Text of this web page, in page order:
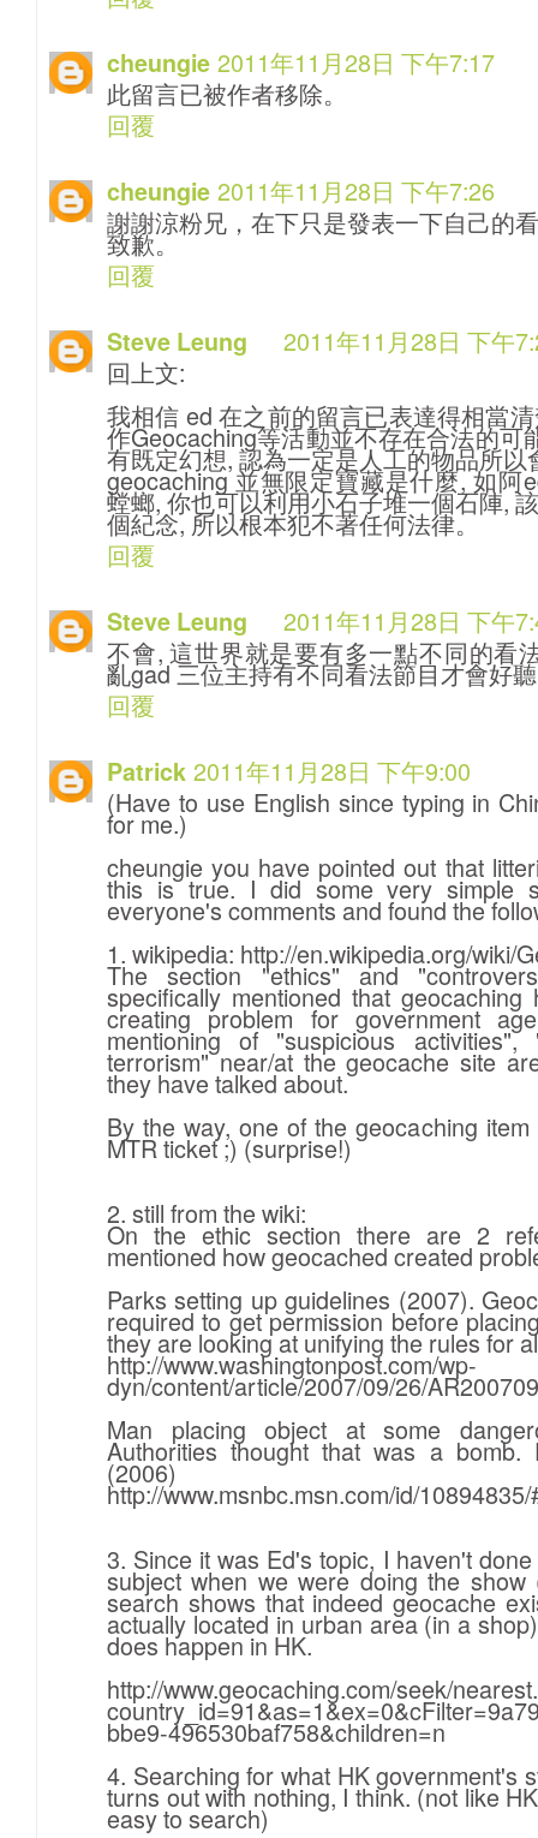
cheungie 2011年11月28日 下午7:17
此留言已被作者移除。
回覆
cheungie 2011年11月28日 下午7:26
謝謝涼粉兄，在下只是發表一下自己的
致歉。
回覆
Steve Leung
2011年11月28日 下午
回上文:
我相信 ed 在之前的留言已表達得相當
作Geocaching等活動並不存在合法的可
有既定幻想, 認為一定是人工的物品所
geocaching 並無限定寶藏是什麼, 如阿
螳螂, 你也可以利用小石子堆一個石陣,
個紀念, 所以根本犯不著任何法律。
回覆
Steve Leung
2011年11月28日 下午
不會, 這世界就是要有多一點不同的看
亂gad 三位主持有不同看法節目才會好
回覆
Patrick 2011年11月28日 下午9:00
(Have to use English since typing in
for me.)
cheungie you have pointed out that
this is true. I did some very simple
everyone's comments and found the
1. wikipedia: http://en.wikipedia.org/wiki/
The section "ethics" and
specifically mentioned that
creating problem for government
mentioning of "suspicious
terrorism" near/at the geocache site
they have talked about.
By the way, one of the geocaching
MTR ticket ;) (surprise!)
2. still from the wiki:
On the ethic section there are 2
mentioned how geocached created
Parks setting up guidelines (2007).
required to get permission before
they are looking at unifying the rules for
http://www.washingtonpost.com/wp-
dyn/content/article/2007/09/26/
Man placing object at some
Authorities thought that was a bomb.
(2006)
http://www.msnbc.msn.com/id/
3. Since it was Ed's topic, I haven't
subject when we were doing the
search shows that indeed geocache
actually located in urban area (in a
does happen in HK.
http://www.geocaching.com/seek/
bbe9-496530baf758&children=n
4. Searching for what HK government's
turns out with nothing, I think. (not like
easy to search)